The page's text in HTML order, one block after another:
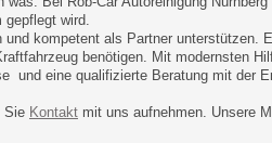
wird.
kompetent als Partner unterstützen.
benötigen. Mit modernsten
und eine qualifizierte Beratung mit der
Sie Kontakt mit uns aufnehmen. Unsere